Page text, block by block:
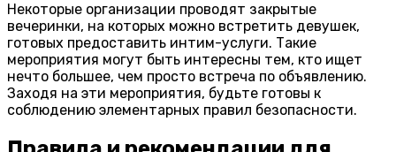
Некоторые организации проводят закрытые
вечеринки, на которых можно встретить девушек,
готовых предоставить интим-услуги. Такие
мероприятия могут быть интересны тем, кто ищет
нечто большее, чем просто встреча по объявлению.
Заходя на эти мероприятия, будьте готовы к
соблюдению элементарных правил безопасности.